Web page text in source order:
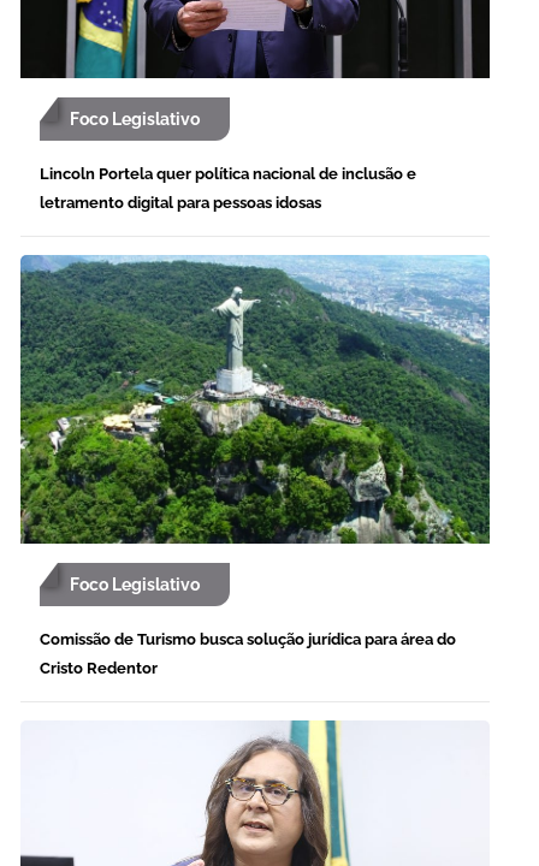
Foco Legislativo
Lincoln Portela quer política nacional de inclusão e
letramento digital para pessoas idosas
Foco Legislativo
Comissão de Turismo busca solução jurídica para área do
Cristo Redentor